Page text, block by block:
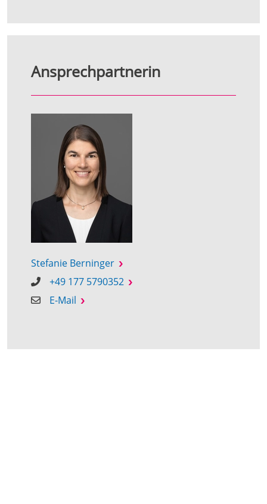
Ansprechpartnerin
Stefanie Berninger
+49 177 5790352
E-Mail